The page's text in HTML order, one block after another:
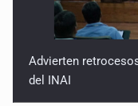
Advierten
del INAI